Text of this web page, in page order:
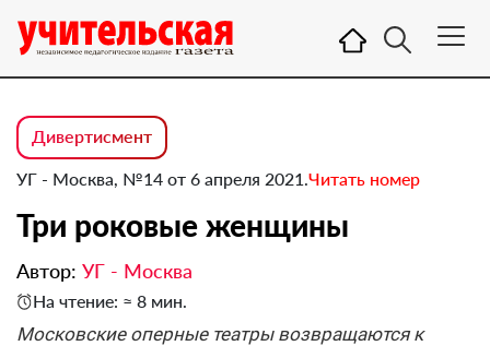
Дивертисмент
УГ - Москва, №14 от 6 апреля 2021.Читать номер
Три роковые женщины
Автор: УГ - Москва
На чтение: ≈ 8 мин.
Московские оперные театры возвращаются к